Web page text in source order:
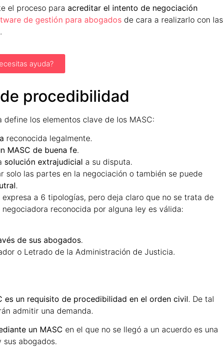
el proceso para acreditar el intento de negociación
de gestión para abogados de cara a realizarlo con las
ayuda?
procedibilidad
los elementos clave de los MASC:
reconocida legalmente.
MASC de buena fe.
solución extrajudicial a su disputa.
solo las partes en la negociación o también se puede
.
a 6 tipologías, pero deja claro que no se trata de
reconocida por alguna ley es válida:
de sus abogados.
o Letrado de la Administración de Justicia.
es un requisito de procedibilidad en el orden civil. De tal
admitir una demanda.
un MASC en el que no se llegó a un acuerdo es una
abogados.